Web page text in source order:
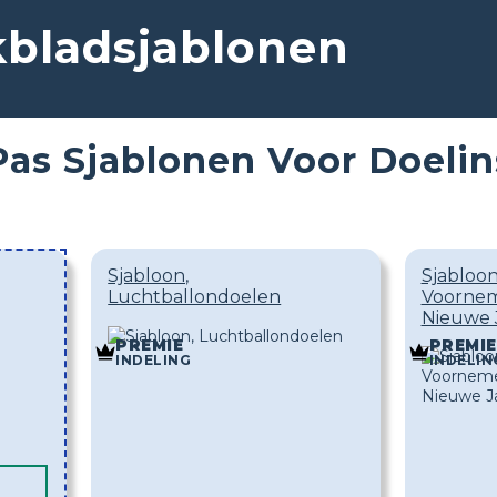
Sjablonen Voor
Sjabloon,
Luchtballondoelen
PREMIE
INDELING
Nieuwe
PREMIE